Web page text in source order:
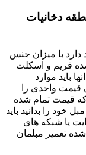
دخانیات
با میزان جنس
فریم و اسکلت
باید موارد
قیمت واحدی را
قیمت تمام شده
خود را بدانید باید
یا شبکه های
تعمیر مبلمان